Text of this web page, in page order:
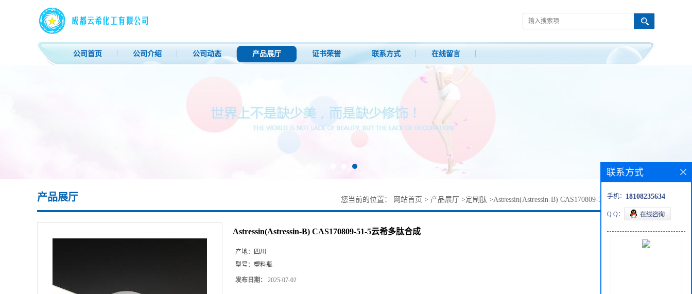
公司首页 公司介绍 公司动态 产品展厅 证书荣誉 联系方式 在线留言
产品展厅 您当前的位置： 网站首页 > 产品展厅 >定制肽 >Astressin(Astressin-B) CAS170809-51-5云希多肽合成
Astressin(Astressin-B) CAS170809-51-5云希多肽合成
产地：
四川
型号： 塑料瓶
发布日期： 2025-07-02
联系方式
手机： 18108235634
Q Q：